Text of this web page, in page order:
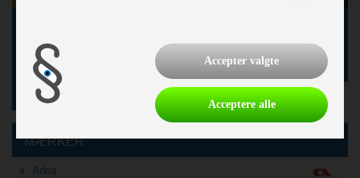
2012 229.900,-
» Læs mere
MÆRKER
Adria
Accepter valgte
Acceptere alle